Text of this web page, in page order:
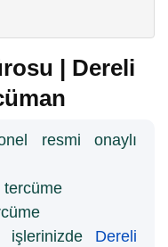
| Dereli
resmi onaylı
tercüme
işlerinizde Dereli